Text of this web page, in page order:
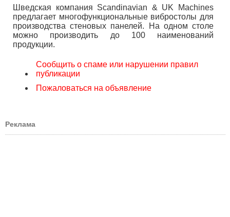
Шведская компания Scandinavian & UK Machines
предлагает многофункциональные вибростолы для
производства стеновых панелей. На одном столе
можно производить до 100 наименований
продукции.
Сообщить о спаме или нарушении правил
публикации
Пожаловаться на объявление
Реклама